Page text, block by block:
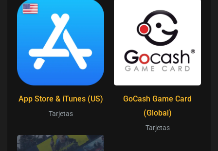
App Store & iTunes (US)
Tarjetas
GoCash Game Card
(Global)
Tarjetas